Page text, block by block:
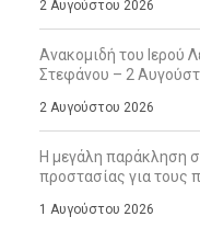
2 Αυγούστου 2026
Ανακομιδή του Ιερού
Στεφάνου – 2
2 Αυγούστου 2026
Η μεγάλη παράκληση
προστασίας για τους
1 Αυγούστου 2026